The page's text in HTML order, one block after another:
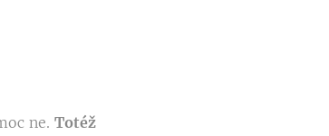
ne. Totéž